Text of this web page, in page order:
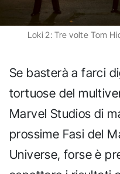
Loki 2: Tre volte Tom
Se basterà a farci
tortuose del
Marvel Studios di
prossime Fasi del
Universe, forse è